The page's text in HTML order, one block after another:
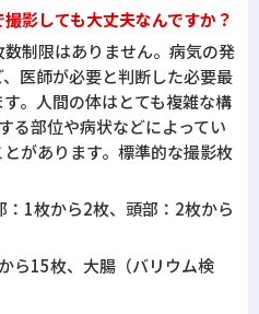
影しても大丈夫なんですか？
制限はありません。病気の発
医師が必要と判断した必要最
。人間の体はとても複雑な構
る部位や病状などによってい
があります。標準的な撮影枚
1枚から2枚、頭部：2枚から
ら15枚、大腸（バリウム検